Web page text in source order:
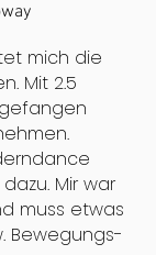
mich die
Mit 2.5
Mir war
muss etwas
Bewegungs-